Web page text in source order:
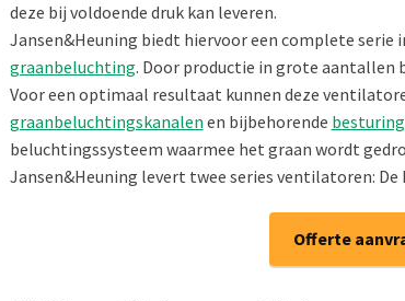
deze bij voldoende druk kan leveren.
Jansen&Heuning biedt hiervoor een complete
graanbeluchting. Door productie in grote aantallen
Voor een optimaal resultaat kunnen deze
graanbeluchtingskanalen en bijbehorende
beluchtingssysteem waarmee het graan wordt
Jansen&Heuning levert twee series ventilatoren: De
Offerte